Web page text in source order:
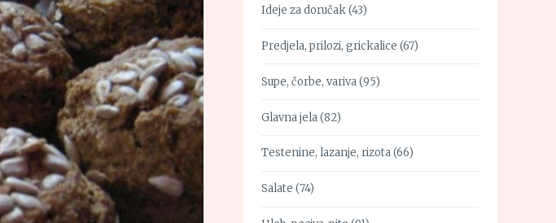
Ideje za doručak(43)
Predjela, prilozi, grickalice (67)
Supe, čorbe, variva(95)
Glavna jela(82)
Testenine, lazanje, rizota(66)
Salate (74)